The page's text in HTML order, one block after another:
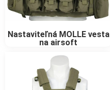
Nastaviteľná MOLLE vesta
na airsoft